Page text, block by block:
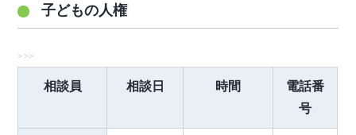
子どもの人権
相談員 相談日 時間
電話番
号